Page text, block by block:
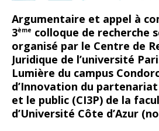
Argumentaire et appel à
3ème colloque de recherche
organisé par le Centre de
Juridique de l’université
Lumière du campus
d’Innovation du
et le public (CI3P) de la
d’Université Côte d’Azur